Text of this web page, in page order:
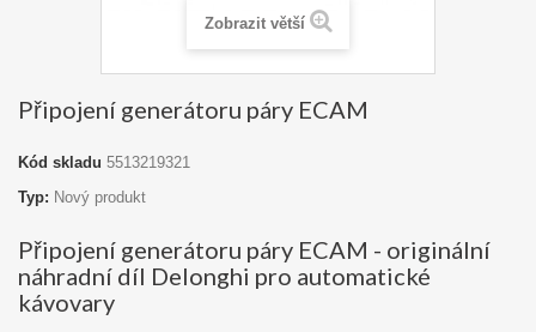
Zobrazit větší
Připojení generátoru páry ECAM
Kód skladu 5513219321
Typ: Nový produkt
Připojení generátoru páry ECAM - originální
náhradní díl Delonghi pro automatické
kávovary